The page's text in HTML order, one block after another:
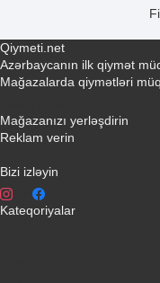
Qiymeti.net
Azərbaycanın ilk qiymət
Mağazalarda qiymətləri
Mağazanızı yerləşdirin
Reklam verin
Bizi izləyin
Kateqoriyalar